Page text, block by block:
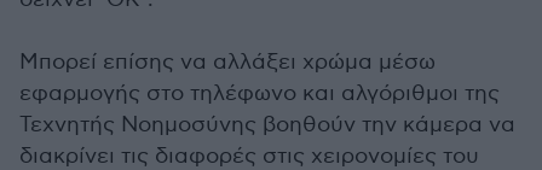
Μπορεί επίσης να αλλάξει χρώμα μέσω
εφαρμογής στο τηλέφωνο και αλγόριθμοι της
Τεχνητής Νοημοσύνης βοηθούν την κάμερα να
διακρίνει τις διαφορές στις χειρονομίες του